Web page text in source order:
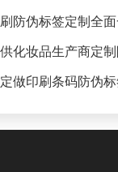
防伪标签定制全
化妆品生产商定
做印刷条码防伪